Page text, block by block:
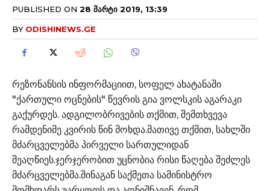
PUBLISHED ON 28 ᲛᲐᲠᲢᲘ 2019, 13:39
BY ODISHINEWS.GE
რეზონანსის ინფორმაციით, სოფელ ახატანაში
"ქართული ოცნების" წევრის გია ვოლსკის აგარაკი
გაქურდეს. ადგილობრივების თქმით, შემთხვევა
რამდენიმე კვირის წინ მოხდა.მათივე თქმით, სახლში
მძარცველებმა პირველი სართულიდან
შეაღწიეს.ჯერჯერობით უცნობია რისი წაღება შეძლეს
მძარცველებმა.შინაგან საქმეთა სამინისტრო